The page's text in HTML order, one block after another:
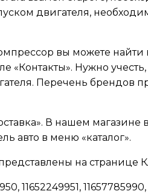
двигателя,
вы можете
Нужно
Перечень брендов
В нашем магазине
авто в меню «каталог».
на странице
11657785990,